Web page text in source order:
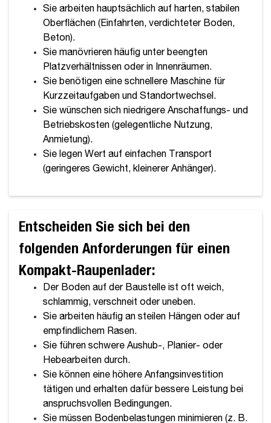
Sie arbeiten hauptsächlich auf harten, stabilen
Oberflächen (Einfahrten, verdichteter Boden,
Beton).
Sie manövrieren häufig unter beengten
Platzverhältnissen oder in Innenräumen.
Sie benötigen eine schnellere Maschine für
Kurzzeitaufgaben und Standortwechsel.
Sie wünschen sich niedrigere Anschaffungs- und
Betriebskosten (gelegentliche Nutzung,
Anmietung).
Sie legen Wert auf einfachen Transport
(geringeres Gewicht, kleinerer Anhänger).
Entscheiden Sie sich bei den
folgenden Anforderungen für einen
Kompakt-Raupenlader:
Der Boden auf der Baustelle ist oft weich,
schlammig, verschneit oder uneben.
Sie arbeiten häufig an steilen Hängen oder auf
empfindlichem Rasen.
Sie führen schwere Aushub-, Planier- oder
Hebearbeiten durch.
Sie können eine höhere Anfangsinvestition
tätigen und erhalten dafür bessere Leistung bei
anspruchsvollen Bedingungen.
Sie müssen Bodenbelastungen minimieren (z. B.